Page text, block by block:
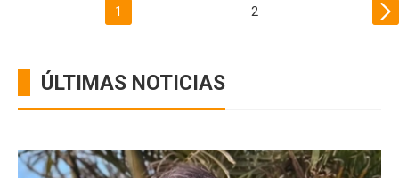
1 2
ÚLTIMAS NOTICIAS